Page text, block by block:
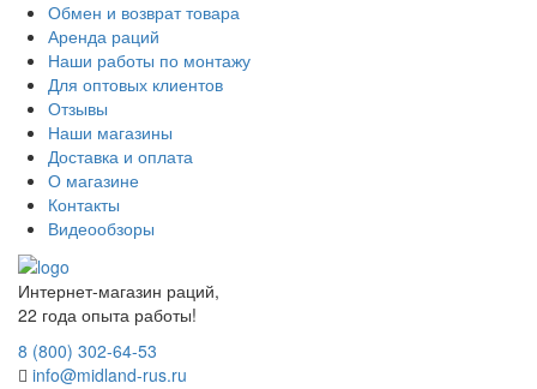
Обмен и возврат товара
Аренда раций
Наши работы по монтажу
Для оптовых клиентов
Отзывы
Наши магазины
Доставка и оплата
О магазине
Контакты
Видеообзоры
Интернет-магазин раций,
22 года опыта работы!
8 (800) 302-64-53
info@midland-rus.ru